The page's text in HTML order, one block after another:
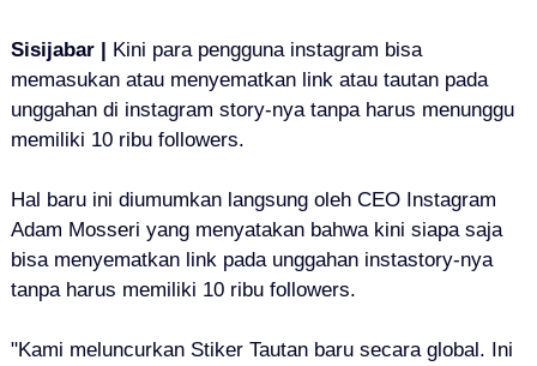
Sisijabar | Kini para pengguna instagram bisa
memasukan atau menyematkan link atau tautan pada
unggahan di instagram story-nya tanpa harus menunggu
memiliki 10 ribu followers.
Hal baru ini diumumkan langsung oleh CEO Instagram
Adam Mosseri yang menyatakan bahwa kini siapa saja
bisa menyematkan link pada unggahan instastory-nya
tanpa harus memiliki 10 ribu followers.
"Kami meluncurkan Stiker Tautan baru secara global. Ini